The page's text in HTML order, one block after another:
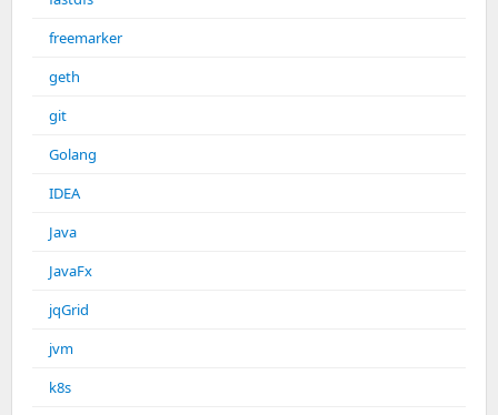
freemarker
geth
git
Golang
IDEA
Java
JavaFx
jqGrid
jvm
k8s